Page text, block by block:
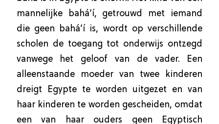
mannelijke bahá’í, getrouwd met iemand
die geen bahá’í is, wordt op verschillende
scholen de toegang tot onderwijs ontzegd
vanwege het geloof van de vader. Een
alleenstaande moeder van twee kinderen
dreigt Egypte te worden uitgezet en van
haar kinderen te worden gescheiden, omdat
een van haar ouders geen Egyptisch